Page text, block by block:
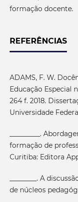
formação docente.
REFERÊNCIAS
ADAMS, F. W.
Educação Especial
264 f. 2018.
Universidade
_________.
formação de
Curitiba: Editora
________. A
de núcleos